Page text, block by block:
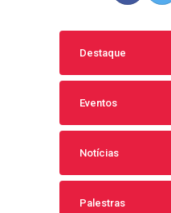
Destaque
Eventos
Notícias
Palestras